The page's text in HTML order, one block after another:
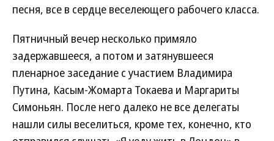
песня, все в сердце веселеющего рабочего класса.
Пятничный вечер несколько примяло
задержавшееся, а потом и затянувшееся
пленарное заседание с участием Владимира
Путина, Касым-Жомарта Токаева и Маргариты
Симоньян. После него далеко не все делегаты
нашли силы веселиться, кроме тех, конечно, кто